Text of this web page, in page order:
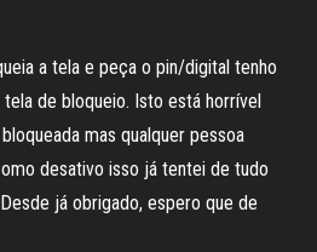
a tela e peça o pin/digital tenho
de bloqueio. Isto está horrível
mas qualquer pessoa
desativo isso já tentei de tudo
já obrigado, espero que de